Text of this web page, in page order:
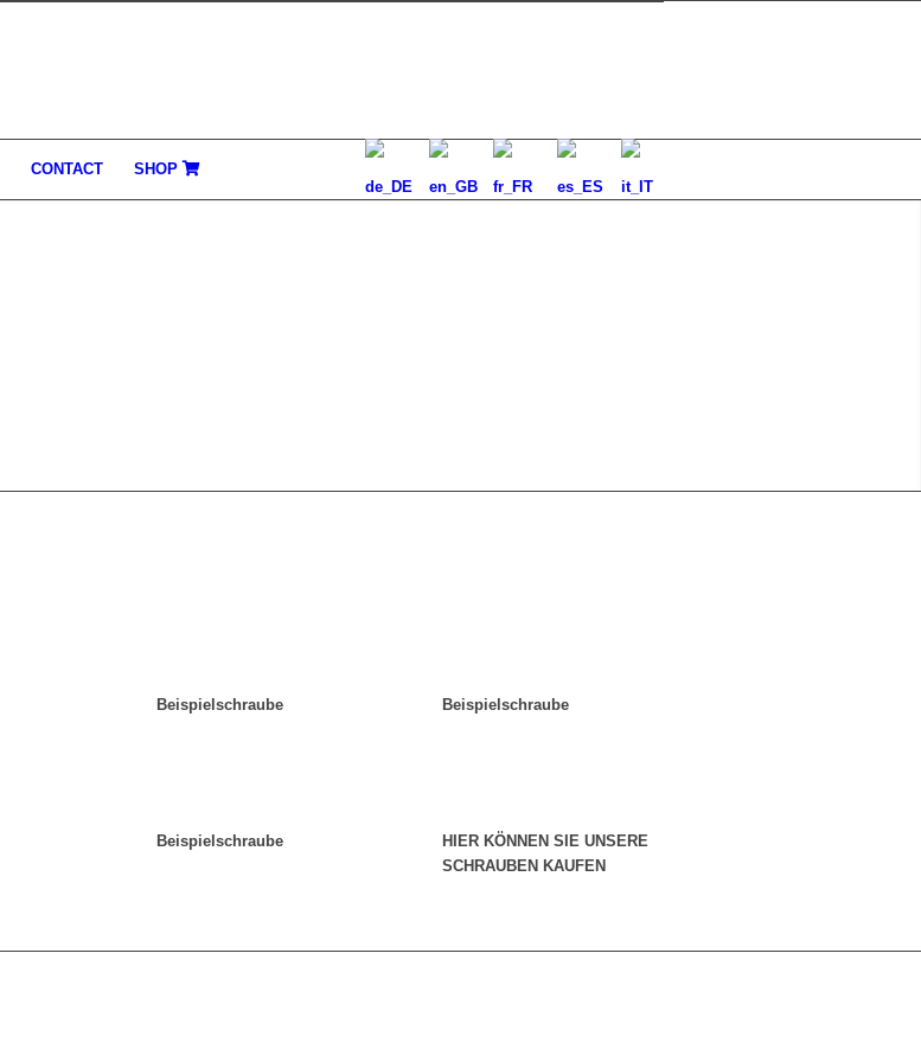
CONTACT SHOP
Beispielschraube Beispielschraube
Beispielschraube
HIER KÖNNEN SIE UNSERE
SCHRAUBEN KAUFEN